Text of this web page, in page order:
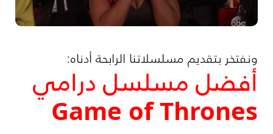
ونفتخر بتقديم مسلسلاتنا الرابحة أدناه:
أفضل مسلسل درامي
Game of Thrones